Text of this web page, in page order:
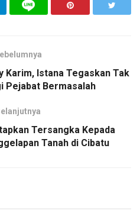
Karim, Istana Tegaskan Tak
Pejabat Bermasalah
Tersangka Kepada
Tanah di Cibatu